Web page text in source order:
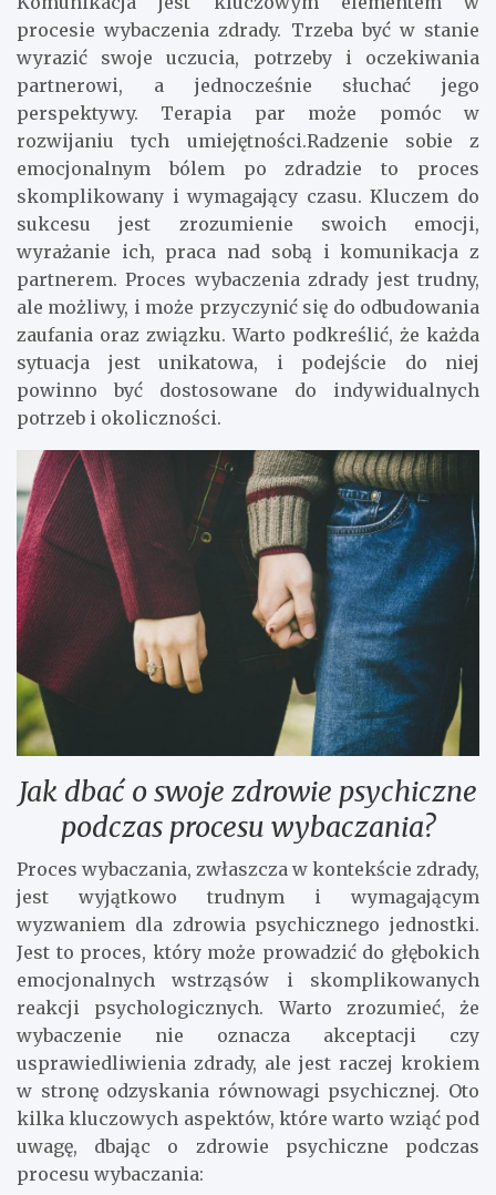
procesie wybaczenia zdrady. Trzeba być w stanie
wyrazić swoje uczucia, potrzeby i oczekiwania
partnerowi, a jednocześnie słuchać jego
perspektywy. Terapia par może pomóc w
rozwijaniu tych umiejętności.Radzenie sobie z
emocjonalnym bólem po zdradzie to proces
skomplikowany i wymagający czasu. Kluczem do
sukcesu jest zrozumienie swoich emocji,
wyrażanie ich, praca nad sobą i komunikacja z
partnerem. Proces wybaczenia zdrady jest trudny,
ale możliwy, i może przyczynić się do odbudowania
zaufania oraz związku. Warto podkreślić, że każda
sytuacja jest unikatowa, i podejście do niej
powinno być dostosowane do indywidualnych
potrzeb i okoliczności.
Jak dbać o swoje zdrowie psychiczne
podczas procesu wybaczania?
Proces wybaczania, zwłaszcza w kontekście zdrady,
jest wyjątkowo trudnym i wymagającym
wyzwaniem dla zdrowia psychicznego jednostki.
Jest to proces, który może prowadzić do głębokich
emocjonalnych wstrząsów i skomplikowanych
reakcji psychologicznych. Warto zrozumieć, że
wybaczenie nie oznacza akceptacji czy
usprawiedliwienia zdrady, ale jest raczej krokiem
w stronę odzyskania równowagi psychicznej. Oto
kilka kluczowych aspektów, które warto wziąć pod
uwagę, dbając o zdrowie psychiczne podczas
procesu wybaczania: